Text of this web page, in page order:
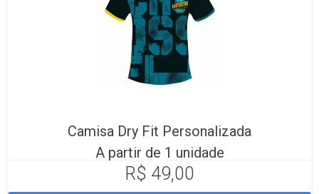
Camisa Dry Fit Personalizada
A partir de 1 unidade
R$ 49,00